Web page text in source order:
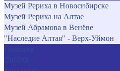
Музей Рериха в Новосибирске
Музей Рериха на Алтае
Музей Абрамова в Венёве
"Наследие Алтая" - Верх-Уймон